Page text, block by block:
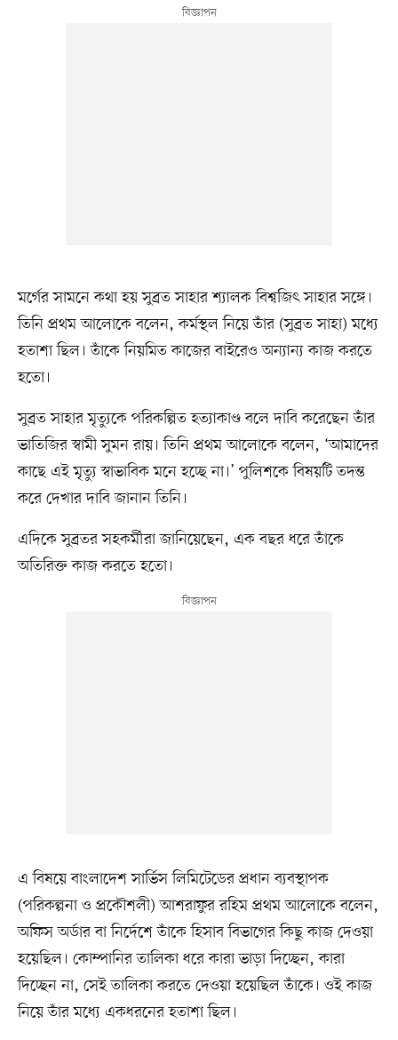
মর্গের সামনে কথা হয় সুব্রত সাহার শ্যালক বিশ্বজিৎ সাহার সঙ্গে।
তিনি প্রথম আলোকে বলেন, কর্মস্থল নিয়ে তাঁর (সুব্রত সাহা) মধ্যে
হতাশা ছিল। তাঁকে নিয়মিত কাজের বাইরেও অন্যান্য কাজ করতে
হতো।
সুব্রত সাহার মৃত্যুকে পরিকল্পিত হত্যাকাণ্ড বলে দাবি করেছেন তাঁর
ভাতিজির স্বামী সুমন রায়। তিনি প্রথম আলোকে বলেন, ‘আমাদের
কাছে এই মৃত্যু স্বাভাবিক মনে হচ্ছে না।’ পুলিশকে বিষয়টি তদন্ত
করে দেখার দাবি জানান তিনি।
এদিকে সুব্রতর সহকর্মীরা জানিয়েছেন, এক বছর ধরে তাঁকে
অতিরিক্ত কাজ করতে হতো।
এ বিষয়ে বাংলাদেশ সার্ভিস লিমিটেডের প্রধান ব্যবস্থাপক
(পরিকল্পনা ও প্রকৌশলী) আশরাফুর রহিম প্রথম আলোকে বলেন,
অফিস অর্ডার বা নির্দেশে তাঁকে হিসাব বিভাগের কিছু কাজ দেওয়া
হয়েছিল। কোম্পানির তালিকা ধরে কারা ভাড়া দিচ্ছেন, কারা
দিচ্ছেন না, সেই তালিকা করতে দেওয়া হয়েছিল তাঁকে। ওই কাজ
নিয়ে তাঁর মধ্যে একধরনের হতাশা ছিল।